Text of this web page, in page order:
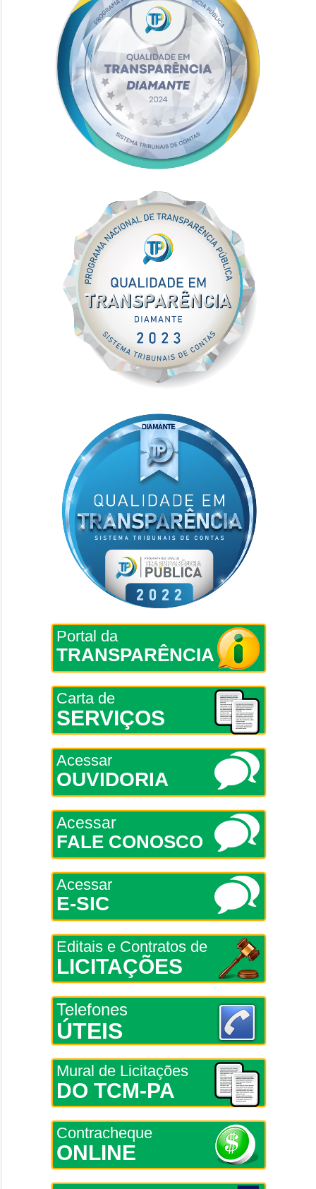
Portal da
TRANSPARÊNCIA
Carta de
SERVIÇOS
Acessar
OUVIDORIA
Acessar
FALE CONOSCO
Acessar
E-SIC
Editais e Contratos de
LICITAÇÕES
Telefones
ÚTEIS
Mural de Licitações
DO TCM-PA
Contracheque
ONLINE